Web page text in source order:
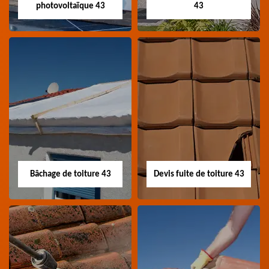
photovoltaïque 43
Nettoyage panneau
photovoltaïque 43
Professionnel en
nettoyage panneau
photovoltaïque 43
43
Devis pose de
gouttière 43
Devis pose de gouttière
43 Haute-Loire
Bâchage de toiture 43
Bâchage de toiture
Devis fuite de toiture 43
Devis fuite de